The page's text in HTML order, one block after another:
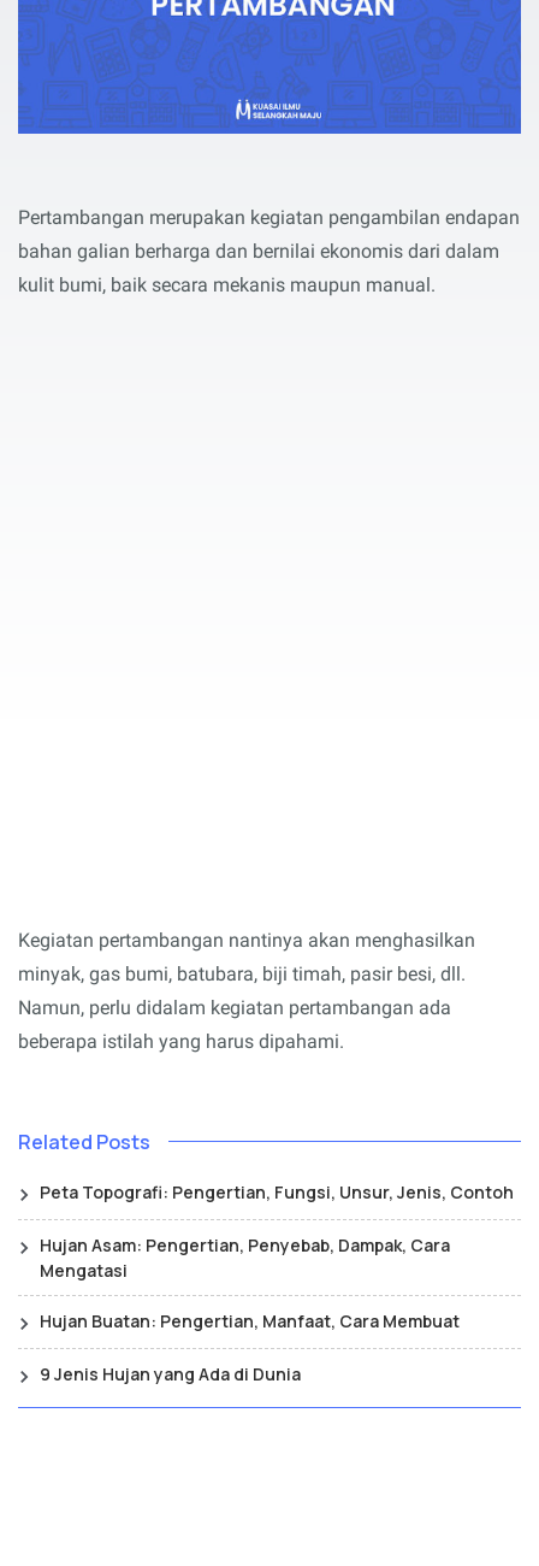
Pertambangan merupakan kegiatan pengambilan endapan
bahan galian berharga dan bernilai ekonomis dari dalam
kulit bumi, baik secara mekanis maupun manual.
Kegiatan pertambangan nantinya akan menghasilkan
minyak, gas bumi, batubara, biji timah, pasir besi, dll.
Namun, perlu didalam kegiatan pertambangan ada
beberapa istilah yang harus dipahami.
Related Posts
Peta Topografi: Pengertian, Fungsi, Unsur, Jenis, Contoh
Hujan Asam: Pengertian, Penyebab, Dampak, Cara
Mengatasi
Hujan Buatan: Pengertian, Manfaat, Cara Membuat
9 Jenis Hujan yang Ada di Dunia